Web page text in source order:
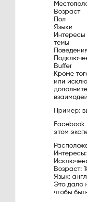
Возраст
Пол
Языки
Интересы
темы
Buffer
Кроме
или
Пример:
Facebook
этом
Возраст:
Язык:
Это дало
чтобы